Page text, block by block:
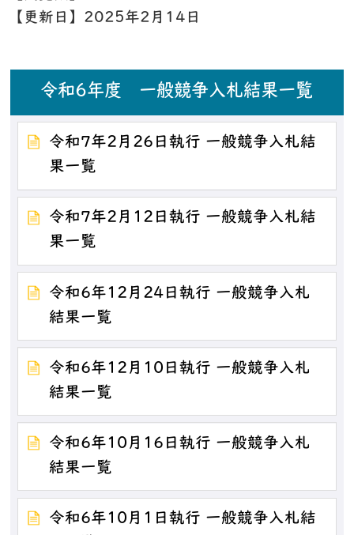
【更新日】 2025年2月14日
令和6年度 一般競争入札結果一覧
令和7年2月26日執行 一般競争入札結
果一覧
令和7年2月12日執行 一般競争入札結
果一覧
令和6年12月24日執行 一般競争入札
結果一覧
令和6年12月10日執行 一般競争入札
結果一覧
令和6年10月16日執行 一般競争入札
結果一覧
令和6年10月1日執行 一般競争入札結